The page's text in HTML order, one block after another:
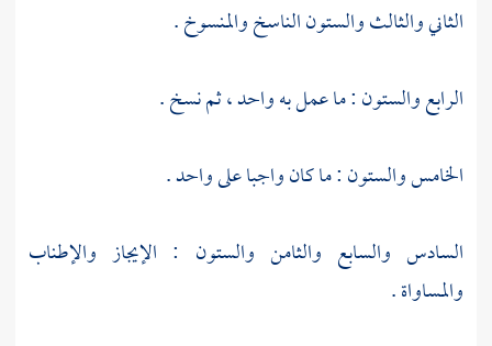
الثاني والثالث والستون الناسخ والمنسوخ .
الرابع والستون : ما عمل به واحد ، ثم نسخ .
الخامس والستون : ما كان واجبا على واحد .
السادس والسابع والثامن والستون : الإيجاز والإطناب
والمساواة .